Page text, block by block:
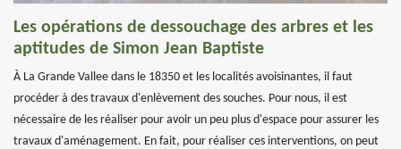
Les opérations de dessouchage des arbres et les
aptitudes de Simon Jean Baptiste
À La Grande Vallee dans le 18350 et les localités avoisinantes, il faut
procéder à des travaux d'enlèvement des souches. Pour nous, il est
nécessaire de les réaliser pour avoir un peu plus d'espace pour assurer les
travaux d'aménagement. En fait, pour réaliser ces interventions, on peut